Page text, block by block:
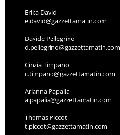
Erika David
e.david@gazzettamatin.com
Davide Pellegrino
d.pellegrino@gazzettamatin.com
Cinzia Timpano
c.timpano@gazzettamatin.com
Arianna Papalia
a.papalia@gazzettamatin.com
Thomas Piccot
t.piccot@gazzettamatin.com